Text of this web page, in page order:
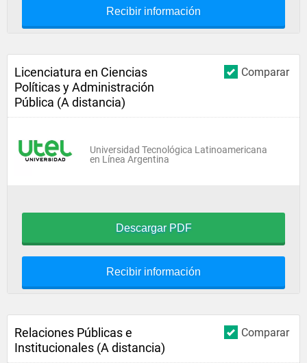
Recibir información
Comparar
Licenciatura en Ciencias
Políticas y Administración
Pública (A distancia)
Universidad Tecnológica Latinoamericana
en Línea Argentina
Descargar PDF
Recibir información
Comparar
Relaciones Públicas e
Institucionales (A distancia)